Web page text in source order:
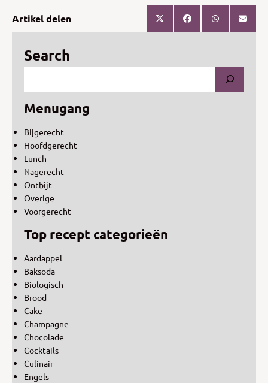
Artikel delen
Search
Menugang
Bijgerecht
Hoofdgerecht
Lunch
Nagerecht
Ontbijt
Overige
Voorgerecht
Top recept categorieën
Aardappel
Baksoda
Biologisch
Brood
Cake
Champagne
Chocolade
Cocktails
Culinair
Engels